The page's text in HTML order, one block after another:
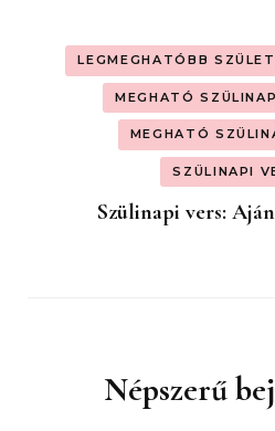
LEGMEGHATÓBB
MEGHATÓ
MEGHATÓ
SZÜLINAPI
Szülinapi vers:
Népszerű